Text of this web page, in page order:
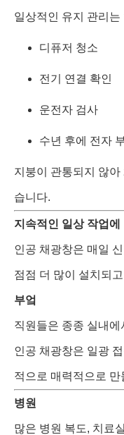
일상적인 유지 관리
디퓨저 청소
전기 연결 확인
운전자 검사
수년 후에 전자
지붕이 관통되지 않
습니다.
지속적인 일상 작업
인공 채광창은 매일
점점 더 많이 설치되
부엌
직원들은 종종 실내
인공 채광창은 일광
적으로 매력적으로 만
병원
많은 병원 복도, 치료